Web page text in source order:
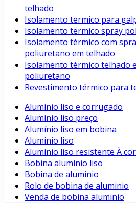
telhado
Isolamento termico para
Isolamento termico spray
Isolamento térmico com
poliuretano em telhado
Isolamento térmico telhado
poliuretano
Revestimento térmico para
Alumínio liso e corrugado
Alumínio liso preço
Alumínio liso em bobina
Aluminio liso
Alumínio liso resistente À
Bobina alumínio liso
Bobina de aluminio
Rolo de bobina de aluminio
Venda de bobina aluminio